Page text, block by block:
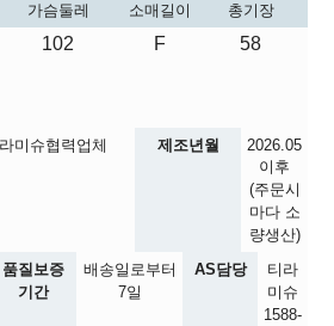
가슴둘레 소매길이
총기장
102 F 58
미슈협력업체 제조년월
2026.05
이후
(주문시
마다 소
량생산)
품질보증
기간
배송일로부터
7일
AS담당
티라
미슈
1588-